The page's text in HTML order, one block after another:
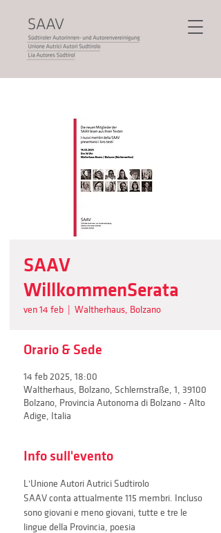
SAAV
WillkommenSerata
ven 14 feb Waltherhaus, Bolzano
Orario & Sede
14 feb 2025, 18:00
Waltherhaus, Bolzano, Schlernstraße, 1, 39100
Bolzano, Provincia Autonoma di Bolzano - Alto
Adige, Italia
Info sull'evento
L'Unione Autori Autrici Sudtirolo
SAAV conta attualmente 115 membri. Incluso
sono giovani e meno giovani, tutte e tre le
lingue della Provincia, poesia